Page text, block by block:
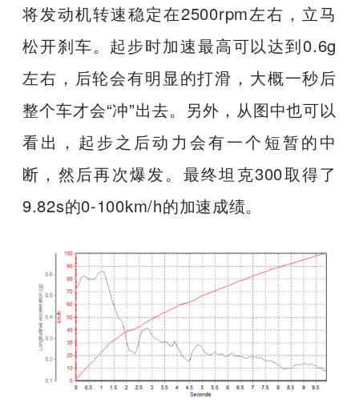
将发动机转速稳定在2500rpm左右，立马
松开刹车。起步时加速最高可以达到0.6g
左右，后轮会有明显的打滑，大概一秒后
整个车才会“冲”出去。另外，从图中也可以
看出，起步之后动力会有一个短暂的中
断，然后再次爆发。最终坦克300取得了
9.82s的0-100km/h的加速成绩。